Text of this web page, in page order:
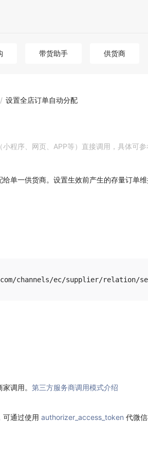
带货助手 供货商
/ 设置全店订单自动分配
程序、网页、APP等）直接调用，具体可参
单一供货商。设置生效前产生的存量订单维
调用。 第三方服务商调用模式介绍
可通过使用 authorizer_access_token 代微